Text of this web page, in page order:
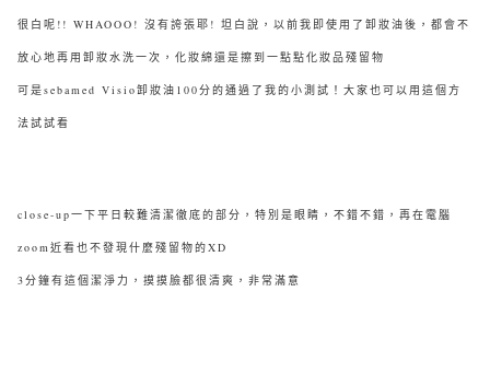
很白呢!! WHAOOO! 沒有誇張耶! 坦白說，以前我即使用了卸妝油後，都會不
放心地再用卸妝水洗一次，化妝綿還是擦到一點點化妝品殘留物
可是sebamed Visio卸妝油100分的通過了我的小測試！大家也可以用這個方
法試試看
close-up一下平日較難清潔徹底的部分，特別是眼睛，不錯不錯，再在電腦
zoom近看也不發現什麼殘留物的XD
3分鐘有這個潔淨力，摸摸臉都很清爽，非常滿意